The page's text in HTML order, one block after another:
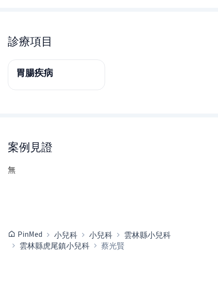
診療項目
胃腸疾病
案例見證
無
PinMed 小兒科 小兒科
雲林縣小兒科
雲林縣虎尾鎮小兒科
蔡光賢